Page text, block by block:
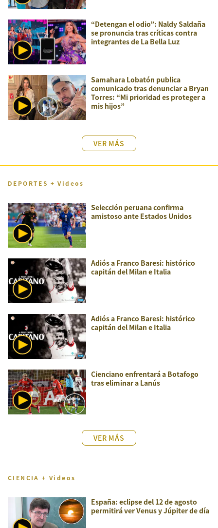
“Detengan el odio”: Naldy Saldaña
se pronuncia tras críticas contra
integrantes de La Bella Luz
Samahara Lobatón publica
comunicado tras denunciar a Bryan
Torres: “Mi prioridad es proteger a
mis hijos”
VER MÁS
DEPORTES + Videos
Selección peruana confirma
amistoso ante Estados Unidos
Adiós a Franco Baresi: histórico
capitán del Milan e Italia
Adiós a Franco Baresi: histórico
capitán del Milan e Italia
Cienciano enfrentará a Botafogo
tras eliminar a Lanús
VER MÁS
CIENCIA + Videos
España: eclipse del 12 de agosto
permitirá ver Venus y Júpiter de día